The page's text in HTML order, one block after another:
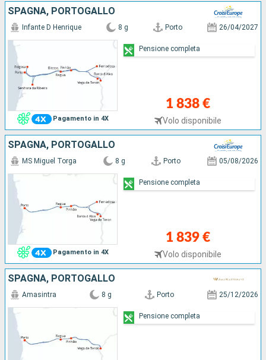
SPAGNA, PORTOGALLO
Pagamento in 4X
Infante D Henrique 8 g Porto 26/04/2027
1 838 €
Volo disponibile
Pensione completa
SPAGNA, PORTOGALLO
Pagamento in 4X
MS Miguel Torga 8 g Porto 05/08/2026
1 839 €
Volo disponibile
Pensione completa
SPAGNA, PORTOGALLO
Amasintra 8 g Porto 25/12/2026
Pensione completa